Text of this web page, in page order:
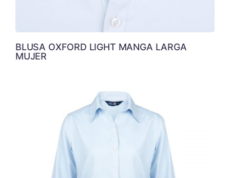
BLUSA OXFORD LIGHT MANGA LARGA
MUJER